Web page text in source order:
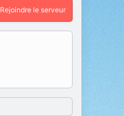
Rejoindre le serveur